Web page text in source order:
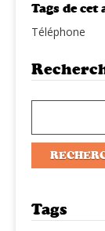
Tags de
Téléphone
Tags